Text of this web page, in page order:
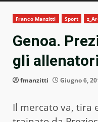
Franco Manzitti Sport
Genoa.
gli
fmanzitti Giugno 6,
Il mercato va, tira